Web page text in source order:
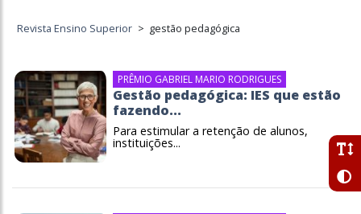
Revista Ensino Superior > gestão pedagógica
PRÊMIO GABRIEL MARIO RODRIGUES
Gestão pedagógica: IES que estão
fazendo...
Para estimular a retenção de alunos,
instituições...